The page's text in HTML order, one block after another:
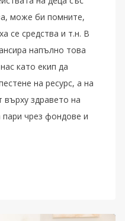
може би помните,
се средства и т.н. В
напълно това
като екип да
на ресурс, а на
върху здравето на
пари чрез фондове и